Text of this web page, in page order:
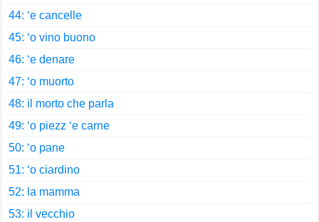
44: ‘e cancelle
45: ‘o vino buono
46: ‘e denare
47: ‘o muorto
48: il morto che parla
49: ‘o piezz ‘e carne
50: ‘o pane
51: ‘o ciardino
52: la mamma
53: il vecchio